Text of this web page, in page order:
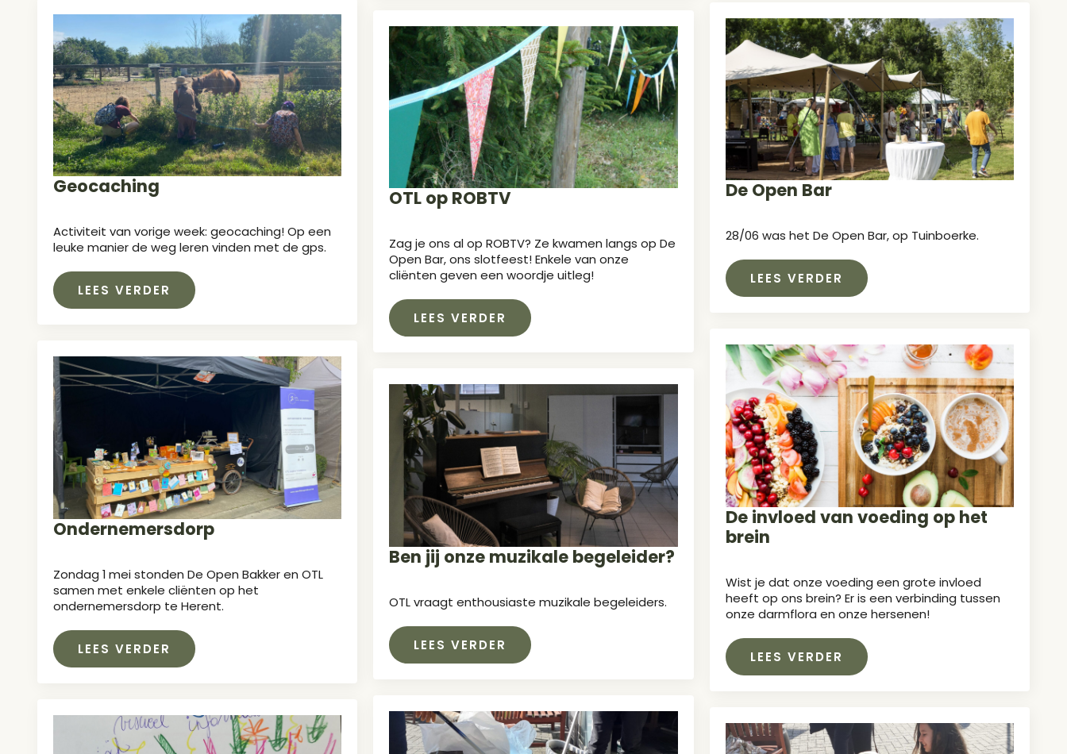
Geocaching
Activiteit van vorige week: geocaching! Op een
leuke manier de weg leren vinden met de gps.
LEES VERDER
De Open Bar
28/06 was het De Open Bar, op Tuinboerke.
LEES VERDER
OTL op ROBTV
Zag je ons al op ROBTV? Ze kwamen langs op De
Open Bar, ons slotfeest! Enkele van onze
cliënten geven een woordje uitleg!
LEES VERDER
De invloed van voeding op het
brein
Wist je dat onze voeding een grote invloed
heeft op ons brein? Er is een verbinding tussen
onze darmflora en onze hersenen!
LEES VERDER
Ondernemersdorp
Zondag 1 mei stonden De Open Bakker en OTL
samen met enkele cliënten op het
ondernemersdorp te Herent.
LEES VERDER
Ben jij onze muzikale begeleider?
OTL vraagt enthousiaste muzikale begeleiders.
LEES VERDER